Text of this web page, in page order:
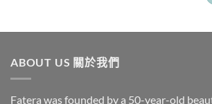
多
式。
ABOUT US 關於我們
Fatera was founded by a 50-year-old